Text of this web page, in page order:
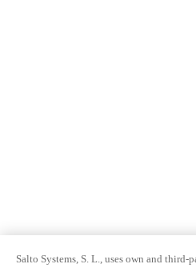
Salto Systems, S. L., uses own and